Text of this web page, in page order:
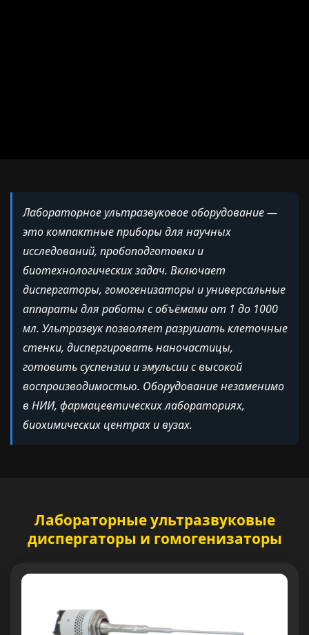
Лабораторное ультразвуковое оборудование —
это компактные приборы для научных
исследований, пробоподготовки и
биотехнологических задач. Включает
диспергаторы, гомогенизаторы и универсальные
аппараты для работы с объёмами от 1 до 1000
мл. Ультразвук позволяет разрушать клеточные
стенки, диспергировать наночастицы,
готовить суспензии и эмульсии с высокой
воспроизводимостью. Оборудование незаменимо
в НИИ, фармацевтических лабораториях,
биохимических центрах и вузах.
Лабораторные ультразвуковые
диспергаторы и гомогенизаторы